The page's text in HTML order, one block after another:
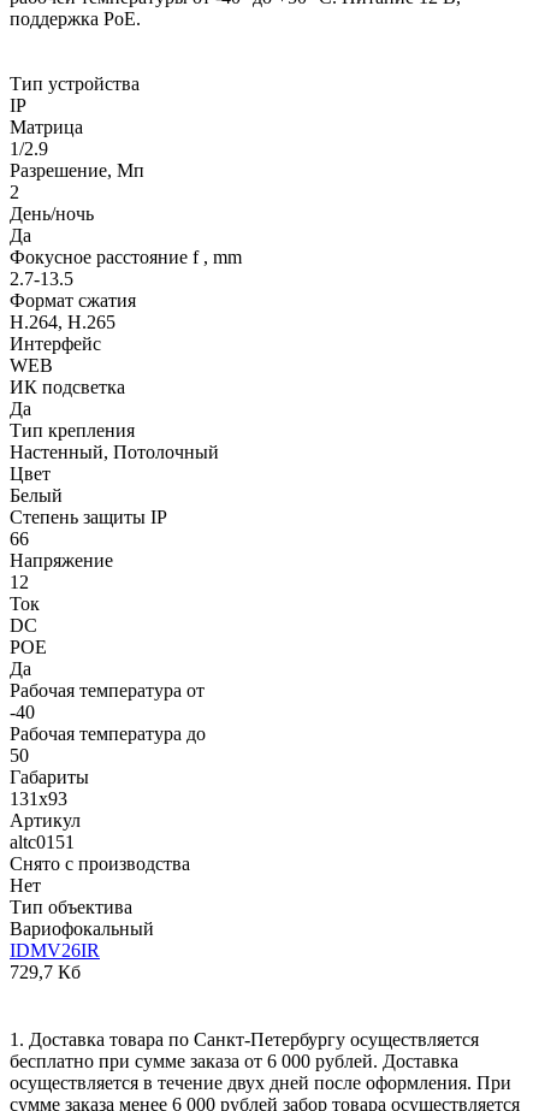
поддержка PoE.
Тип устройства
IP
Матрица
1/2.9
Разрешение, Мп
2
День/ночь
Да
Фокусное расстояние f , mm
2.7-13.5
Формат сжатия
H.264, H.265
Интерфейс
WEB
ИК подсветка
Да
Тип крепления
Настенный, Потолочный
Цвет
Белый
Степень защиты IP
66
Напряжение
12
Ток
DC
POE
Да
Рабочая температура от
-40
Рабочая температура до
50
Габариты
131х93
Артикул
altc0151
Снято с производства
Нет
Тип объектива
Вариофокальный
IDMV26IR
729,7 Кб
1. Доставка товара по Санкт-Петербургу осуществляется
бесплатно при сумме заказа от 6 000 рублей. Доставка
осуществляется в течение двух дней после оформления. При
сумме заказа менее 6 000 рублей забор товара осуществляется